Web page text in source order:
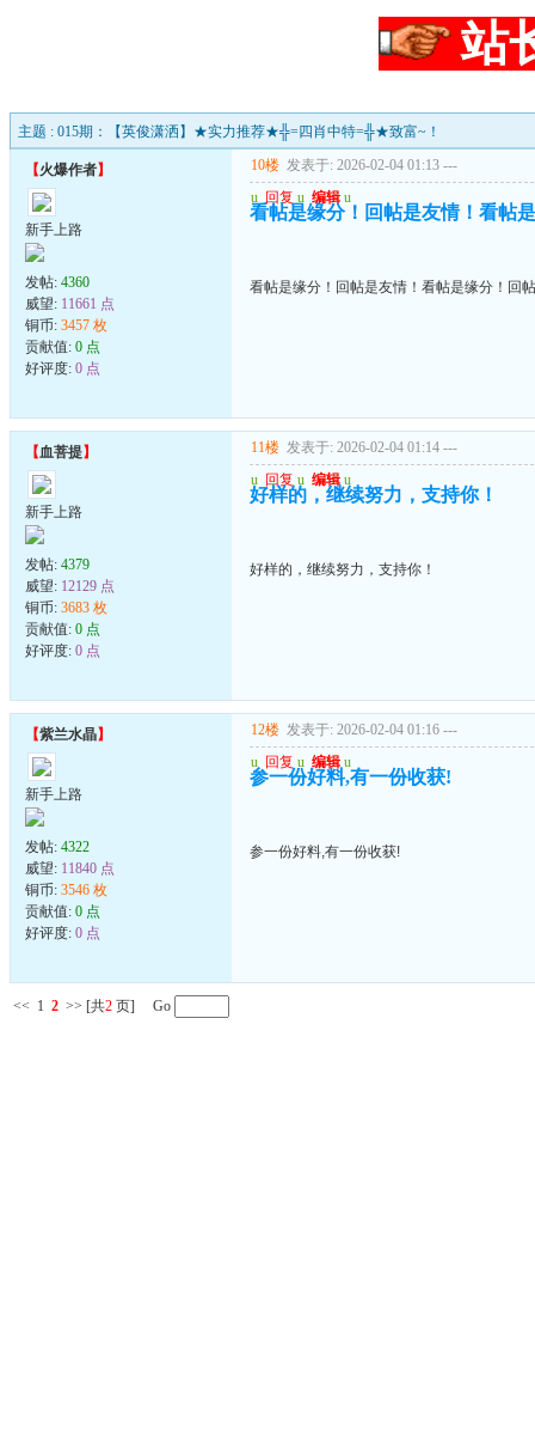
站
主题 : 015期：【英俊潇洒】★实力推荐★╬=四肖中特=╬★致富~！
【火爆作者】
新手上路
发帖: 4360
威望: 11661 点
铜币: 3457 枚
贡献值: 0 点
好评度: 0 点
10楼 发表于: 2026-02-04 01:13 ---
u 回复 u 编辑 u
看帖是缘分！回帖是友情！看帖
看帖是缘分！回帖是友情！看帖是缘分！回
【血菩提】
新手上路
发帖: 4379
威望: 12129 点
铜币: 3683 枚
贡献值: 0 点
好评度: 0 点
11楼 发表于: 2026-02-04 01:14 ---
u 回复 u 编辑 u
好样的，继续努力，支持你！
好样的，继续努力，支持你！
【紫兰水晶】
新手上路
发帖: 4322
威望: 11840 点
铜币: 3546 枚
贡献值: 0 点
好评度: 0 点
12楼 发表于: 2026-02-04 01:16 ---
u 回复 u 编辑 u
参一份好料,有一份收获!
参一份好料,有一份收获!
<< 1 2 >> [共2 页] Go